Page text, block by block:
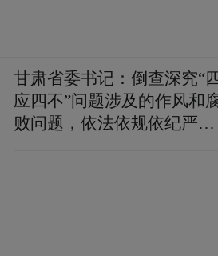
甘肃省委书记：倒查深究“
应四不”问题涉及的作风和
败问题，依法依规依纪严肃